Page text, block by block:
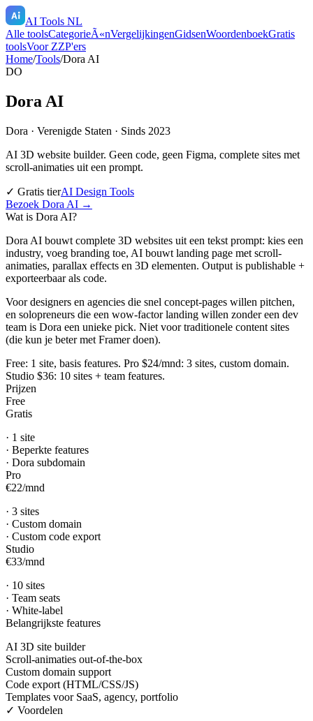
AI Tools NL
Alle toolsCategorieÃ«nVergelijkingenGidsenWoordenboekGratis
toolsVoor ZZP'ers
Home/Tools/Dora AI
DO
Dora AI
Dora · Verenigde Staten · Sinds 2023
AI 3D website builder. Geen code, geen Figma, complete sites met
scroll-animaties uit een prompt.
✓ Gratis tierAI Design Tools
Bezoek Dora AI →
Wat is Dora AI?
Dora AI bouwt complete 3D websites uit een tekst prompt: kies een
industry, voeg branding toe, AI bouwt landing page met scroll-
animaties, parallax effects en 3D elementen. Output is publishable +
exporteerbaar als code.
Voor designers en agencies die snel concept-pages willen pitchen,
en solopreneurs die een wow-factor landing willen zonder een dev
team is Dora een unieke pick. Niet voor traditionele content sites
(die kun je beter met Framer doen).
Free: 1 site, basis features. Pro $24/mnd: 3 sites, custom domain.
Studio $36: 10 sites + team features.
Prijzen
Free
Gratis
· 1 site
· Beperkte features
· Dora subdomain
Pro
€22/mnd
· 3 sites
· Custom domain
· Custom code export
Studio
€33/mnd
· 10 sites
· Team seats
· White-label
Belangrijkste features
AI 3D site builder
Scroll-animaties out-of-the-box
Custom domain support
Code export (HTML/CSS/JS)
Templates voor SaaS, agency, portfolio
✓ Voordelen